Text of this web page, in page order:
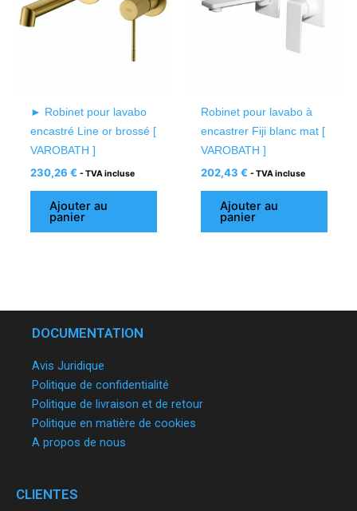
► Robinet pour lavabo
encastré Line or brossé [
VAROBATH ]
230,26 € - TVA incluse
Ajouter au
panier
Robinet pour lavabo à
encastrer Fiji blanc mat [
VAROBATH ]
202,43 € - TVA incluse
Ajouter au
panier
DOCUMENTATION
Avis Juridique
Politique de confidentialité
Politique de livraison et de retour
Politique en matière de cookies
A propos de nous
CLIENTES